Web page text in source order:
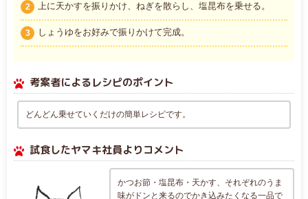
2 上に天かすを振りかけ、ねぎを散らし、塩昆布を乗せる。
3 しょうゆをお好みで振りかけて完成。
考案者によるレシピのポイント
どんどん乗せていくだけの簡単レシピです。
試食したヤマキ社員よりコメント
かつお節・塩昆布・天かす、それぞれのうま
味がドンと来るのでかき込みたくなる一品で